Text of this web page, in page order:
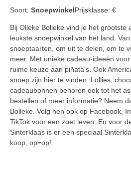
Soort: SnoepwinkelPrijsklasse: €
Bij Olleke Bolleke vind je het grootste
leukste snoepwinkel van het land.
snoeptaarten, om uit te delen, om te
meer. Met unieke cadeau-ideeën
ruime keuze aan piñata's. Ook
snoep zijn hier te vinden. Lollies,
cadeaubonnen behoren ook tot het
bestellen of meer informatie? Neem
Bolleke. Volg hen ook op Facebook,
TikTok voor een zoet leven. En voor
Sinterklaas is er een speciaal
koop, op=op!